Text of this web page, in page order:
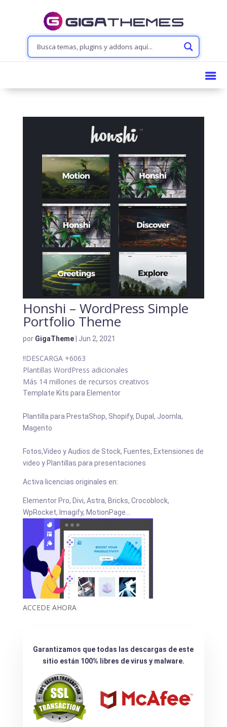
Honshi – WordPress Simple
Portfolio Theme
por GigaTheme| Jun 2, 2021
!!DESCARGA +6063
Plantillas WordPress adicionales
Más 14 millones de recursos creativos
Template Kits para Elementor
Plantilla para PrestaShop, Shopify, Dupal, Joomla,
Magento
Fotos,Video y Audios de Stock, Fuentes, Extensiones de
video y Plantillas para presentaciones
Activa licencias originales en:
Elementor Pro, Divi, Astra, Bricks, Crocoblock,
WpRocket, Imagify, MotionPage...
ACCEDE AHORA
Garantizamos que todas las descargas de este
sitio están 100% libres de virus y malware.